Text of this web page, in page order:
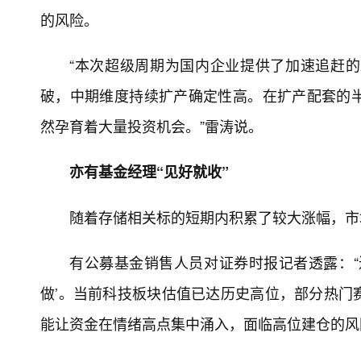
的风险。
“本次超级周期为国内企业提供了加速追赶
破，中期维度持续扩产确定性高。在扩产配套
然孕育着大量投资机会。”雷涛说。
亦有基金经理“见好就收”
随着存储相关标的短期内积累了较大涨幅，
有公募基金销售人员对证券时报记者透露：
做’。当前科技板块估值已达历史高位，部分热
能让资金在情绪高点集中涌入，面临高位建仓的风